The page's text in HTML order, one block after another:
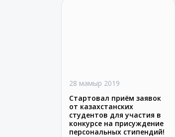
28 мамыр 2019
Стартовал приём заявок
от казахстанских
студентов для участия в
конкурсе на присуждение
персональных стипендий!